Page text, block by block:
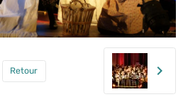
Retour